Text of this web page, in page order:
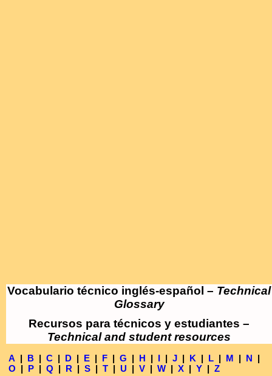
Vocabulario técnico inglés-español – Technical
Glossary
Recursos para técnicos y estudiantes –
Technical and student resources
A | B | C | D | E | F | G | H | I | J | K | L | M | N |
O | P | Q | R | S | T | U | V | W | X | Y | Z